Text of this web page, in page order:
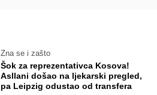
Zna se i zašto
Šok za reprezentativca Kosova!
Asllani došao na ljekarski pregled,
pa Leipzig odustao od transfera